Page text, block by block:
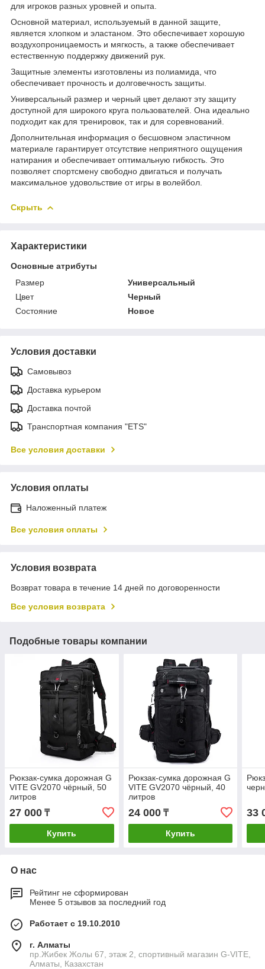
для игроков разных уровней и опыта.
Основной материал, используемый в данной защите,
является хлопком и эластаном. Это обеспечивает хорошую
воздухопроницаемость и мягкость, а также обеспечивает
естественную поддержку движений рук.
Защитные элементы изготовлены из полиамида, что
обеспечивает прочность и долговечность защиты.
Универсальный размер и черный цвет делают эту защиту
доступной для широкого круга пользователей. Она идеально
подходит как для тренировок, так и для соревнований.
Дополнительная информация о бесшовном эластичном
материале гарантирует отсутствие неприятного ощущения
натирания и обеспечивает оптимальную гибкость. Это
позволяет спортсмену свободно двигаться и получать
максимальное удовольствие от игры в волейбол.
Скрыть
Характеристики
Основные атрибуты
Размер
Универсальный
Цвет
Черный
Состояние
Новое
Условия доставки
Самовывоз
Доставка курьером
Доставка почтой
Транспортная компания "ETS"
Все условия доставки
Условия оплаты
Наложенный платеж
Все условия оплаты
Условия возврата
Возврат товара в течение 14 дней по договоренности
Все условия возврата
Подобные товары компании
Рюкзак-сумка дорожная G
VITE GV2070 чёрный, 50
литров
27 000 ₸
Купить
Рюкзак-сумка дорожная G
VITE GV2070 чёрный, 40
литров
24 000₸
Купить
33
О нас
Рейтинг не сформирован
Менее 5 отзывов за последний год
Работает с 19.10.2010
г. Алматы
пр.Жибек Жолы 67, этаж 2, спортивный магазин G-VITE,
Алматы, Казахстан